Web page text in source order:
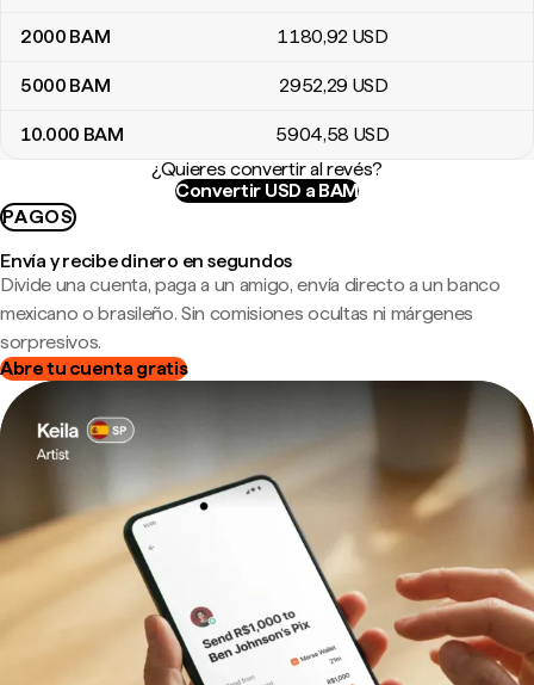
2000 BAM 1180,92 USD
5000 BAM 2952,29 USD
10.000 BAM 5904,58 USD
¿Quieres convertir al revés?
Convertir USD a BAM
PAGOS
Envía y recibe dinero en segundos
Divide una cuenta, paga a un amigo, envía directo a un banco
mexicano o brasileño. Sin comisiones ocultas ni márgenes
sorpresivos.
Abre tu cuenta gratis